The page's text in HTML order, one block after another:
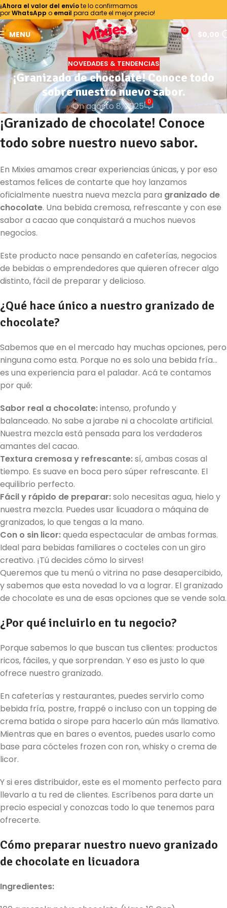
¡Ahora el valor del envíote lo confirmamos
porWhatsApp o email para darte el mejor precio!
MENU 0 $0,00
NOVEDADES & TENDENCIAS
¡Granizado de chocolate! Conoce todo
sobre nuestro nuevo sabor.
On agosto 8, 2025 0
¡Granizado de chocolate! Conoce
todo sobre nuestro nuevo sabor.
En Mixies amamos crear experiencias únicas, y por eso
estamos felices de contarte que hoy lanzamos
oficialmente nuestra nueva mezcla para granizado de
chocolate. Una bebida cremosa, refrescante y con ese
sabor a cacao que conquistará a muchos nuevos
negocios.
Este producto nace pensando en cafeterías, negocios
de bebidas o emprendedores que quieren ofrecer algo
distinto, fácil de preparar y delicioso.
¿Qué hace único a nuestro granizado de
chocolate?
Sabemos que en el mercado hay muchas opciones, pero
ninguna como esta. Porque no es solo una bebida fría…
es una experiencia para el paladar. Acá te contamos
por qué:
Sabor real a chocolate:intenso, profundo y
balanceado. No sabe a jarabe ni a chocolate artificial.
Nuestra mezcla está pensada para los verdaderos
amantes del cacao.
Textura cremosa y refrescante:sí, ambas cosas al
tiempo. Es suave en boca pero súper refrescante. El
equilibrio perfecto.
Fácil y rápido de preparar:solo necesitas agua, hielo y
nuestra mezcla. Puedes usar licuadora o máquina de
granizados, lo que tengas a la mano.
Con o sin licor:queda espectacular de ambas formas.
Ideal para bebidas familiares o cocteles con un giro
creativo. ¡Tú decides cómo lo sirves!
Queremos que tu menú o vitrina no pase desapercibido,
y sabemos que esta novedad lo va a lograr. El granizado
de chocolate es una de esas opciones que se vende sola.
¿Por qué incluirlo en tu negocio?
Porque sabemos lo que buscan tus clientes: productos
ricos, fáciles, y que sorprendan. Y eso es justo lo que
ofrece nuestro granizado.
En cafeterías y restaurantes, puedes servirlo como
bebida fría, postre, frappé o incluso con un topping de
crema batida o sirope para hacerlo aún más llamativo.
Mientras que en bares o eventos, puedes usarlo como
base para cócteles frozen con ron, whisky o crema de
licor.
Y si eres distribuidor, este es el momento perfecto para
llevarlo a tu red de clientes. Escríbenos para darte un
precio especial y conozcas todo lo que tenemos para
ofrecerte.
Cómo preparar nuestro nuevo granizado
de chocolate en licuadora
Ingredientes: